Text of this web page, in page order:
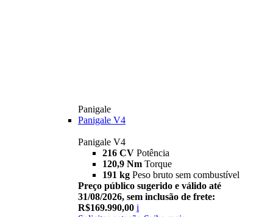
Panigale
Panigale V4
Panigale V4
216 CV Potência
120,9 Nm Torque
191 kg Peso bruto sem combustível
Preço público sugerido e válido até
31/08/2026, sem inclusão de frete:
R$169.990,00 i